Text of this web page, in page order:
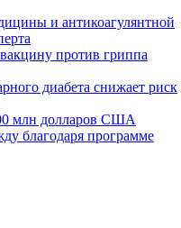
и антикоагулянтной
против гриппа
диабета снижает риск
млн долларов США
благодаря программе